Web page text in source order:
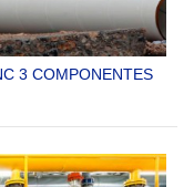
3 COMPONENTES